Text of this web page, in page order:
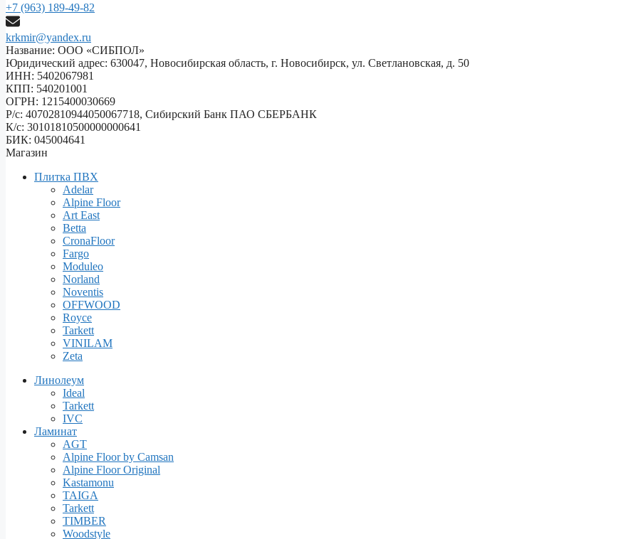
+7 (963) 189-49-82
krkmir@yandex.ru
Название: ООО «СИБПОЛ»
Юридический адрес: 630047, Новосибирская область, г. Новосибирск, ул. Светлановская, д. 50
ИНН: 5402067981
КПП: 540201001
ОГРН: 1215400030669
Р/с: 40702810944050067718, Сибирский Банк ПАО СБЕРБАНК
К/с: 30101810500000000641
БИК: 045004641
Магазин
Плитка ПВХ
Adelar
Alpine Floor
Art East
Betta
CronaFloor
Fargo
Moduleo
Norland
Noventis
OFFWOOD
Royce
Tarkett
VINILAM
Zeta
Линолеум
Ideal
Tarkett
IVC
Ламинат
AGT
Alpine Floor by Camsan
Alpine Floor Original
Kastamonu
TAIGA
Tarkett
TIMBER
Woodstyle